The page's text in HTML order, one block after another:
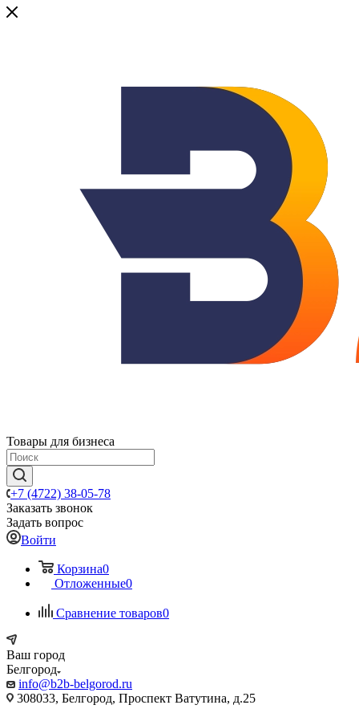
Товары для бизнеса
+7 (4722) 38-05-78
Заказать звонок
Задать вопрос
Войти
Корзина0
Отложенные0
Сравнение товаров0
Ваш город
Белгород
info@b2b-belgorod.ru
308033, Белгород, Проспект Ватутина, д.25